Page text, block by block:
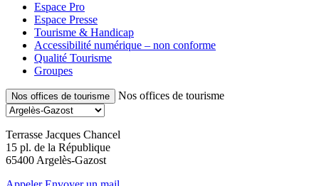
Espace Pro
Espace Presse
Tourisme & Handicap
Accessibilité numérique – non conforme
Qualité Tourisme
Groupes
Nos offices de tourisme Nos offices de tourisme
Terrasse Jacques Chancel
15 pl. de la République
65400 Argelès-Gazost